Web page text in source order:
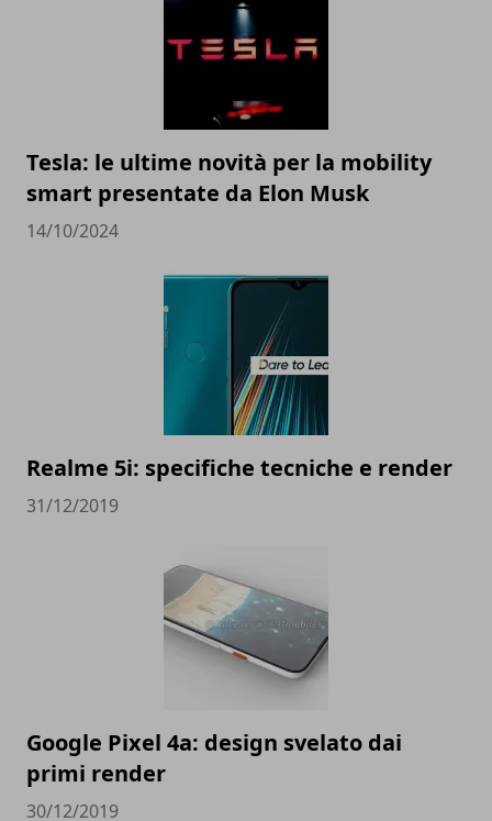
Tesla: le ultime novità per la mobility
smart presentate da Elon Musk
14/10/2024
Realme 5i: specifiche tecniche e render
31/12/2019
Google Pixel 4a: design svelato dai
primi render
30/12/2019